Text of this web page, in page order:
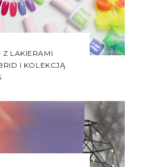
Z LAKIERAMI
I KOLEKCJĄ